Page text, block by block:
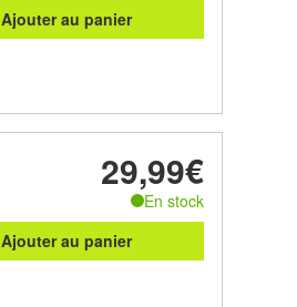
Ajouter au panier
29,99€
En stock
Ajouter au panier